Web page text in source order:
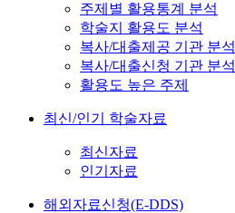
주제별 활용통계 분석
학술지 활용도 분석
복사/대출제공 기관 분석
복사/대출신청 기관 분석
활용도 높은 주제
최신/인기 학술자료
최신자료
인기자료
해외자료신청(E-DDS)